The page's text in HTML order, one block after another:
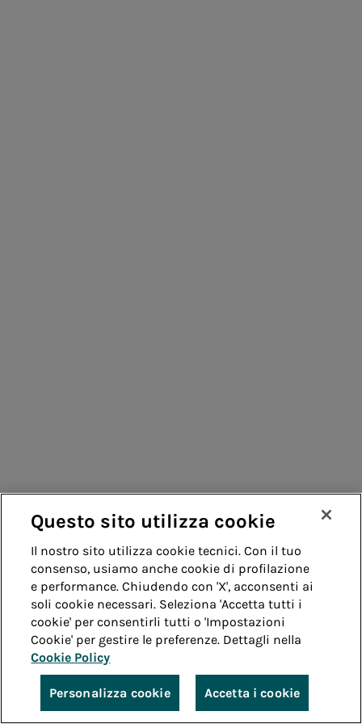
Questo sito utilizza cookie
Il nostro sito utilizza cookie tecnici. Con il tuo
consenso, usiamo anche cookie di profilazione
e performance. Chiudendo con 'X', acconsenti ai
soli cookie necessari. Seleziona 'Accetta tutti i
cookie' per consentirli tutti o 'Impostazioni
Cookie' per gestire le preferenze. Dettagli nella
Cookie Policy
Personalizza cookie Accetta i cookie